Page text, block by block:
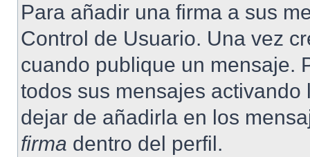
Para añadir una firma a sus
Control de Usuario. Una vez
cuando publique un mensaje.
todos sus mensajes
dejar de añadirla en los
firma dentro del perfil.